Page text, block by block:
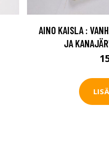
AINO KAISLA :
JA